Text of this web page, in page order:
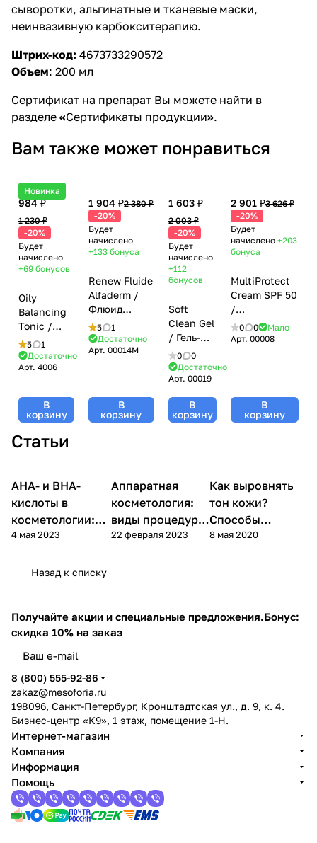
сыворотки, альгинатные и тканевые маски,
неинвазивную карбокситерапию.
Штрих-код: 4673733290572
Объем: 200 мл
Сертификат на препарат Вы можете найти в
разделе «Сертификаты продукции».
Вам также может понравиться
Новинка
984 ₽
1 230 ₽
-20%
Будет
начислено
+69 бонусов
Oily
Balancing
Tonic /
Тоник для
жирной и
проблемной
Mesoforia
(Мезофория)
- 200 мл
5
1
Достаточно
Арт. 4006
В
корзину
1 904 ₽2 380 ₽
-20%
Будет
начислено
+133 бонуса
Renew Fluide
Alfaderm /
Флюид
Альфадерм с
миндальной
кислотой и
- 30 мл
5
1
Достаточно
Арт.00014M
В
корзину
1 603 ₽
2 003 ₽
-20%
Будет
начислено
+112
бонусов
Soft
Clean Gel
/ Гель-
пенка
очищающая
Soft
Mesoforia
(Мезофория)
0
0
Достаточно
Арт. 00019
В
корзину
2 901 ₽3 626 ₽
-20%
Будет
начислено +203
бонуса
MultiProtect
Cream SPF 50
/
Солнцезащитный
крем
- 100 мл
0 0
Мало
Арт. 00008
В
корзину
Статьи
Уход за лицом
AHA- и BHA-
кислоты в
косметологии:
действие, виды и
4 мая 2023
Аппаратная
косметология
Аппаратная
косметология:
виды процедур,
принципы и
22 февраля 2023
Уход за лицом
Как выровнять
тон кожи?
Способы
борьбы с
8 мая 2020
Назад к списку
Получайте акции и специальные предложения.Бонус:
скидка 10% на заказ
8 (800) 555-92-86
zakaz@mesoforia.ru
198096, Санкт-Петербург, Кронштадтская ул., д. 9, к. 4.
Бизнес-центр «К9», 1 этаж, помещение 1-Н.
Интернет-магазин
Компания
Информация
Помощь